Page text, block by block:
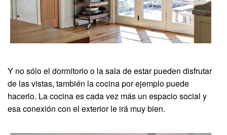
Y no sólo el dormitorio o la sala de estar pueden disfrutar
de las vistas, también la cocina por ejemplo puede
hacerlo. La cocina es cada vez más un espacio social y
esa conexión con el exterior le irá muy bien.